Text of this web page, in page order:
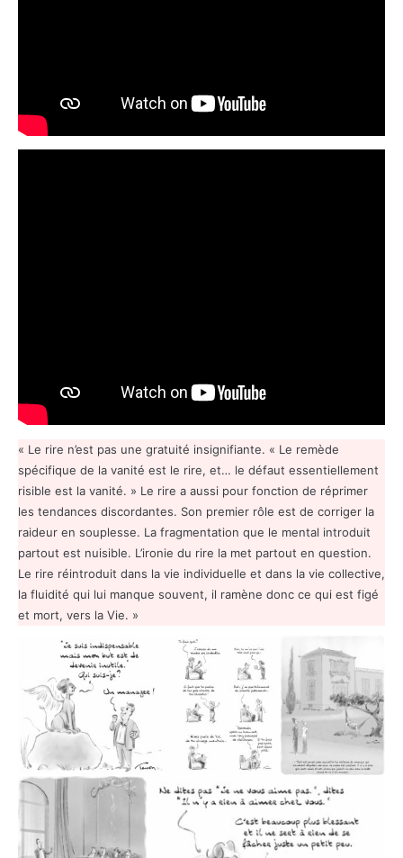
« Le rire n’est pas une gratuité insignifiante. « Le remède
spécifique de la vanité est le rire, et… le défaut essentiellement
risible est la vanité. » Le rire a aussi pour fonction de réprimer
les tendances discordantes. Son premier rôle est de corriger la
raideur en souplesse. La fragmentation que le mental introduit
partout est nuisible. L’ironie du rire la met partout en question.
Le rire réintroduit dans la vie individuelle et dans la vie collective,
la fluidité qui lui manque souvent, il ramène donc ce qui est figé
et mort, vers la Vie. »